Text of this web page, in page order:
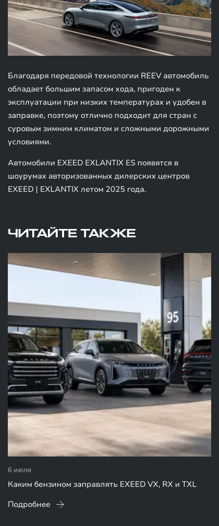
Благодаря передовой технологии REEV автомобиль
обладает большим запасом хода, пригоден к
эксплуатации при низких температурах и удобен в
заправке, поэтому отлично подходит для стран с
суровым зимним климатом и сложными дорожными
условиями.
Автомобили EXEED EXLANTIX ES появятся в
шоурумах авторизованных дилерских центров
EXEED | EXLANTIX летом 2025 года.
ЧИТАЙТЕ ТАКЖЕ
6 июля
Каким бензином заправлять EXEED VX, RX и TXL
Подробнее